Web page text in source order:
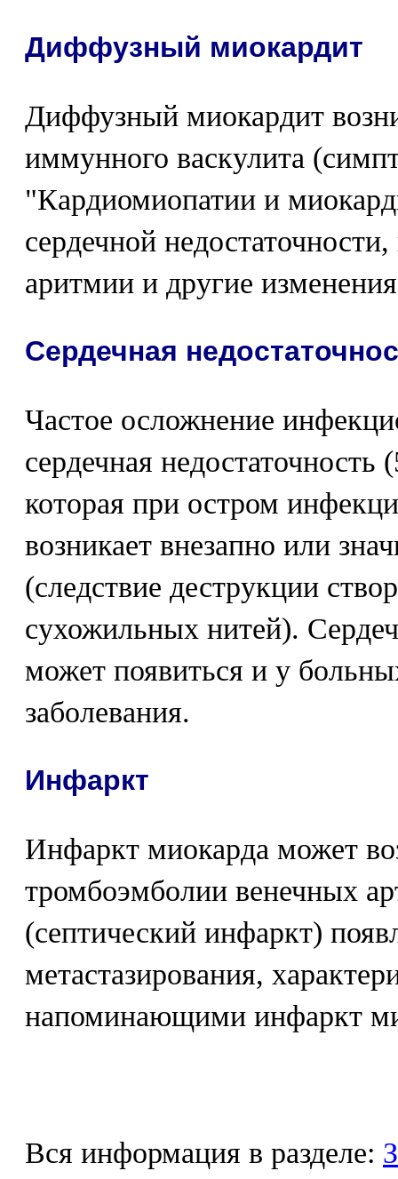
Диффузный миокардит
Диффузный миокардит
иммунного васкулита
"Кардиомиопатии и
сердечной
аритмии и другие
Сердечная
Частое осложнение
сердечная
которая при остром
возникает внезапно или
(следствие деструкции
сухожильных нитей).
может появиться и у
заболевания.
Инфаркт
Инфаркт миокарда может
тромбоэмболии венечных
(септический инфаркт)
метастазирования,
напоминающими инфаркт
Вся информация в разделе: